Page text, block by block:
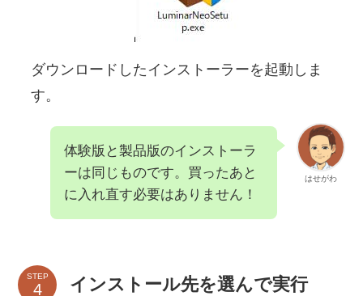
ダウンロードしたインストーラーを起動しま
す。
はせがわ
体験版と製品版のインストーラ
ーは同じものです。買ったあと
に入れ直す必要はありません！
STEP インストール先を選んで実行